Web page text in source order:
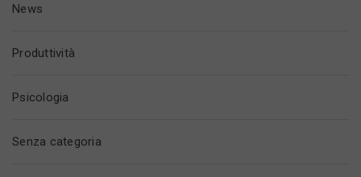
News
Produttività
Psicologia
Senza categoria